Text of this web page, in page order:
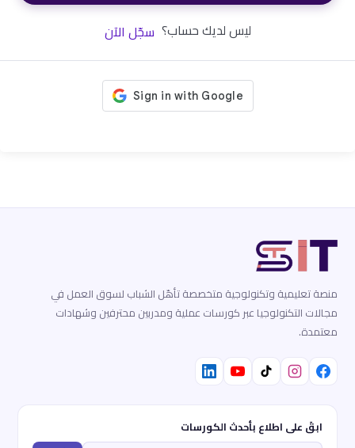
ليس لديك حساب؟ سجّل الآن
منصة تعليمية وتكنولوجية متخصصة تأهّل الشباب لسوق العمل في
مجالات التكنولوجيا عبر كورسات عملية ومدربين محترفين وشهادات
معتمدة.
ابقَ على اطلاع بأحدث الكورسات